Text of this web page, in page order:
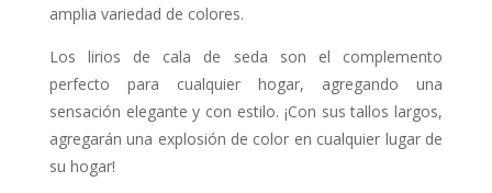
amplia variedad de colores.
Los lirios de cala de seda son el complemento
perfecto para cualquier hogar, agregando una
sensación elegante y con estilo. ¡Con sus tallos largos,
agregarán una explosión de color en cualquier lugar de
su hogar!